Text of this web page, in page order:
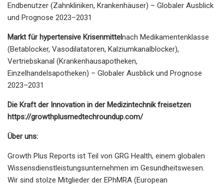
Endbenutzer (Zahnkliniken, Krankenhäuser) – Globaler Ausblick
und Prognose 2023–2031
Markt für hypertensive Krisenmittelnach Medikamentenklasse
(Betablocker, Vasodilatatoren, Kalziumkanalblocker),
Vertriebskanal (Krankenhausapotheken,
Einzelhandelsapotheken) – Globaler Ausblick und Prognose
2023–2031
Die Kraft der Innovation in der Medizintechnik freisetzen
https://growthplusmedtechroundup.com/
Über uns:
Growth Plus Reports ist Teil von GRG Health, einem globalen
Wissensdienstleistungsunternehmen im Gesundheitswesen.
Wir sind stolze Mitglieder der EPhMRA (European